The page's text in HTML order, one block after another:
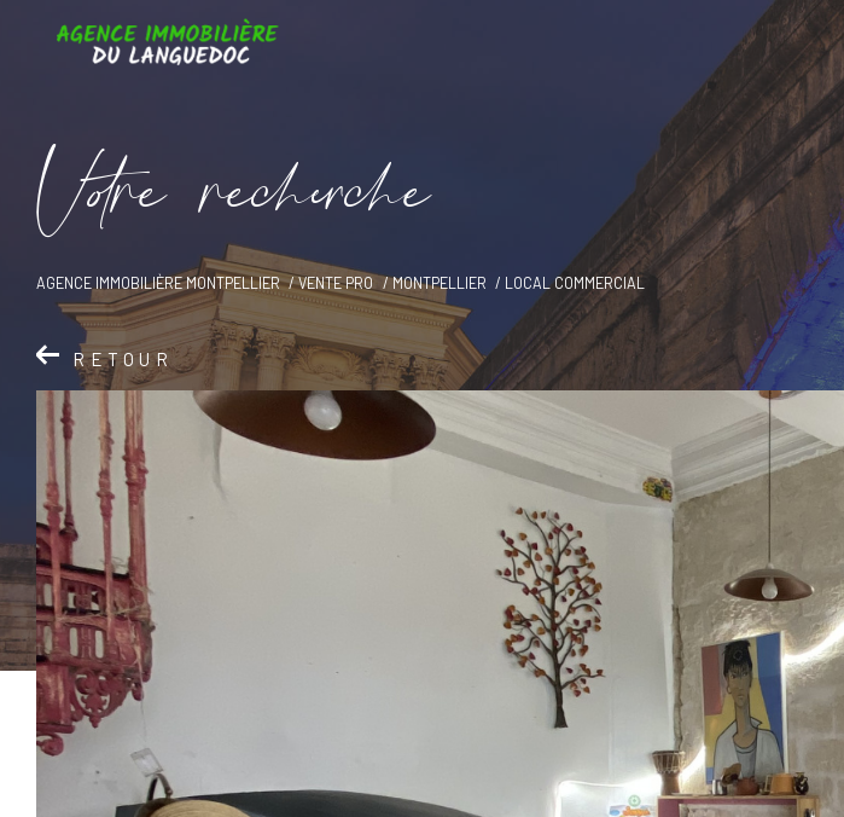
Vore recece
AGENCE IMMOBILIÈRE MONTPELLIER VENTE PRO MONTPELLIER LOCAL COMMERCIAL
RETOUR